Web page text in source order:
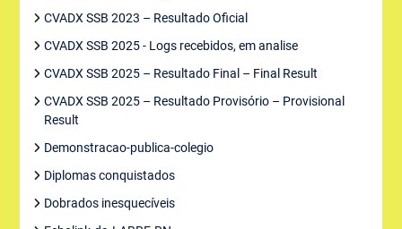
CVADX SSB 2023 – Resultado Oficial
CVADX SSB 2025 - Logs recebidos, em analise
CVADX SSB 2025 – Resultado Final – Final Result
CVADX SSB 2025 – Resultado Provisório – Provisional
Result
Demonstracao-publica-colegio
Diplomas conquistados
Dobrados inesquecíveis